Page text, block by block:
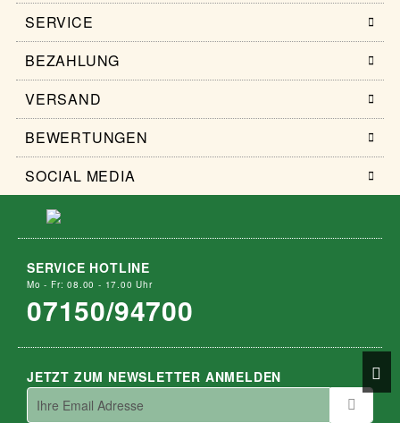
SERVICE
BEZAHLUNG
VERSAND
BEWERTUNGEN
SOCIAL MEDIA
SERVICE HOTLINE
Mo - Fr: 08.00 - 17.00 Uhr
07150/94700
JETZT ZUM NEWSLETTER ANMELDEN